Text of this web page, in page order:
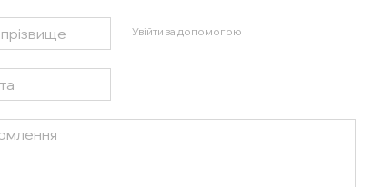
Увійти за допомогою